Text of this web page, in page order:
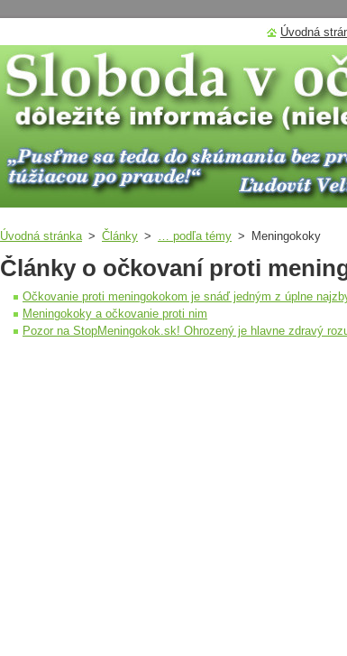
Úvodná stránka > Články > … podľa témy > Meningokoky
Články o očkovaní proti
Očkovanie proti meningokokom je snáď jedným z úplne
Meningokoky a očkovanie proti nim
Pozor na StopMeningokok.sk! Ohrozený je hlavne zdravý
Úvodná